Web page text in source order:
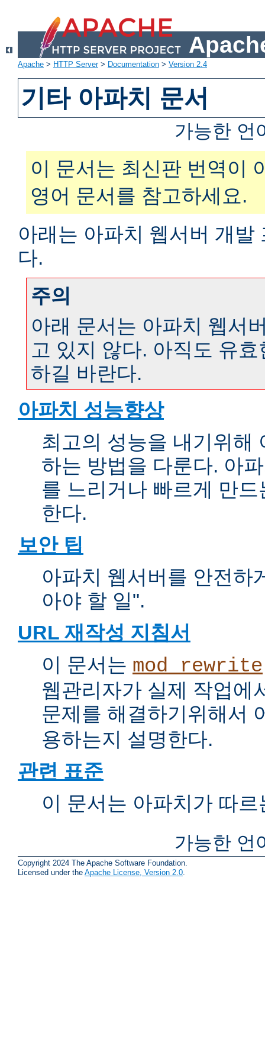
Apache > HTTP Server> Documentation > Version 2.4
기타 아파치 문서
가능한 언
이 문서는 최신판 번역이
영어 문서를 참고하세요.
아래는 아파치 웹서버 개
다.
주의
아래 문서는 아파치 웹서
고 있지 않다. 아직도 유
하길 바란다.
아파치 성능향상
최고의 성능을 내기위해
하는 방법을 다룬다. 아
를 느리거나 빠르게 만
한다.
보안 팁
아파치 웹서버를 안전하
아야 할 일".
URL 재작성 지침서
이 문서는 mod_rewrite
웹관리자가 실제 작업에
문제를 해결하기위해서
용하는지 설명한다.
관련 표준
이 문서는 아파치가 따
가능한 언
Copyright 2024 The Apache Software Foundation.
Licensed under the Apache License, Version 2.0